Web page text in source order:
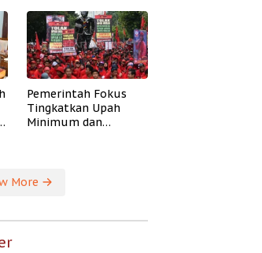
Pemerintah Fokus
Tingkatkan Upah
Minimum dan
More